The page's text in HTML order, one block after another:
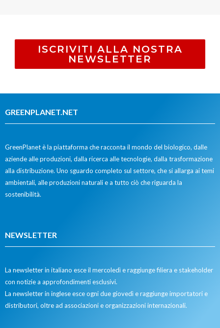
ISCRIVITI ALLA NOSTRA
NEWSLETTER
GREENPLANET.NET
GreenPlanet è la piattaforma che racconta il mondo del biologico, dalle
aziende alle produzioni, dalla ricerca alle tecnologie, dalla trasformazione
alla distribuzione. Uno sguardo completo sul settore, che si allarga ai temi
ambientali, alle produzioni naturali e a tutto ciò che riguarda la
sostenibilità.
NEWSLETTER
La newsletter in italiano esce il mercoledì e raggiunge filiera e stakeholder
con notizie a approfondimenti esclusivi.
La newsletter in inglese esce ogni due giovedì e raggiunge importatori e
distributori, oltre ad associazioni e organizzazioni internazionali.